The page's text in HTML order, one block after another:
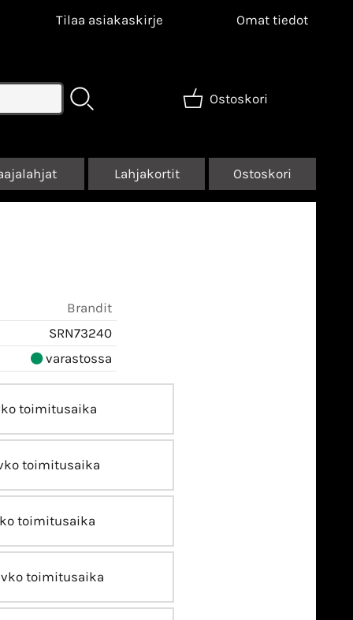
Tilaa asiakaskirje Omat tiedot
Ostoskori
Lahjakortit Ostoskori
Brandit
SRN73240
varastossa
toimitusaika
toimitusaika
toimitusaika
toimitusaika